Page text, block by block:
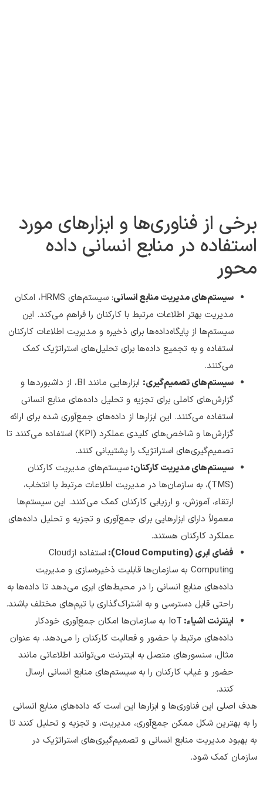
برخی از فناوری‌ها و ابزارهای مورد
استفاده در منابع انسانی داده
محور
سیستم‌های مدیریت منابع انسانی
: سیستم‌های HRMS، امکان
مدیریت بهتر اطلاعات مرتبط با کارکنان را فراهم می‌کند. این
سیستم‌ها از پایگاه‌داده‌ها برای ذخیره و مدیریت اطلاعات کارکنان
استفاده و به تجمیع داده‌ها برای تحلیل‌های استراتژیک کمک
می‌کنند.
سیستم‌های تصمیم‌گیری:
ابزارهایی مانند BI، از داشبوردها و
گزارش‌های کاملی برای تجزیه و تحلیل داده‌های منابع انسانی
استفاده می‌کنند. این ابزارها از داده‌های جمع‌آوری شده برای ارائه
گزارش‌ها و شاخص‌های کلیدی عملکرد (KPI) استفاده می‌کنند تا
تصمیم‌گیری‌های استراتژیک را پشتیبانی کنند.
سیستم‌های مدیریت کارکنان:سیستم‌های مدیریت کارکنان
(TMS)، به سازمان‌ها در مدیریت اطلاعات مرتبط با انتخاب،
ارتقاء، آموزش، و ارزیابی کارکنان کمک می‌کنند. این سیستم‌ها
معمولاً دارای ابزارهایی برای جمع‌آوری و تجزیه و تحلیل داده‌های
عملکرد کارکنان هستند.
فضای ابری(Cloud Computing)
:
استفاده ازCloud
Computing به سازمان‌ها قابلیت ذخیره‌سازی و مدیریت
داده‌های منابع انسانی را در محیط‌های ابری می‌دهد تا داده‌ها به
راحتی قابل دسترسی و به اشتراک‌گذاری با تیم‌های مختلف باشند.
اینترنت اشیاء:
IoT به سازمان‌ها امکان جمع‌آوری خودکار
داده‌های مرتبط با حضور و فعالیت کارکنان را می‌دهد. به عنوان
مثال، سنسورهای متصل به اینترنت می‌توانند اطلاعاتی مانند
حضور و غیاب کارکنان را به سیستم‌های منابع انسانی ارسال
کنند.
هدف اصلی این فناوری‌ها و ابزارها این است که داده‌های منابع انسانی
را به بهترین شکل ممکن جمع‌آوری، مدیریت، و تجزیه و تحلیل کنند تا
به بهبود مدیریت منابع انسانی و تصمیم‌گیری‌های استراتژیک در
سازمان کمک شود.